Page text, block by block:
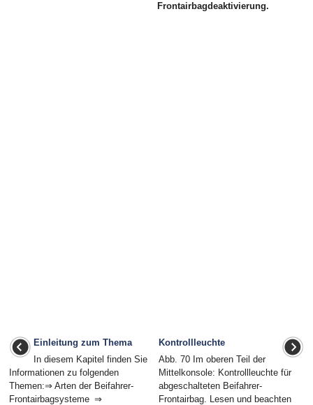
Frontairbagdeaktivierung.
Einleitung zum Thema
In diesem Kapitel finden Sie
Informationen zu folgenden
Themen:⇒ Arten der Beifahrer-
Frontairbagsysteme ⇒
Kontrollleuchte
Abb. 70 Im oberen Teil der
Mittelkonsole: Kontrollleuchte für
abgeschalteten Beifahrer-
Frontairbag. Lesen und beachten